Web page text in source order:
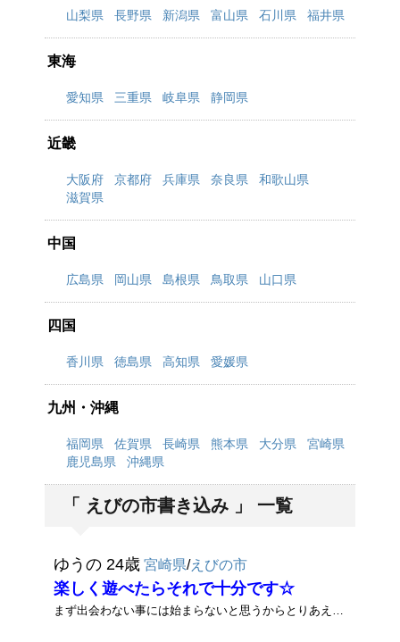
山梨県 長野県 新潟県 富山県 石川県 福井県
東海
愛知県 三重県 岐阜県 静岡県
近畿
大阪府 京都府 兵庫県 奈良県
和歌山県
滋賀県
中国
広島県 岡山県 島根県 鳥取県 山口県
四国
香川県 徳島県 高知県 愛媛県
九州・沖縄
福岡県 佐賀県 長崎県 熊本県 大分県
宮崎県
鹿児島県
沖縄県
「 えびの市書き込み 」 一覧
ゆうの 24歳 宮崎県/えびの市
楽しく遊べたらそれで十分です☆
まず出会わない事には始まらないと思うからとりあえず遊びに行きたいって考えです☆